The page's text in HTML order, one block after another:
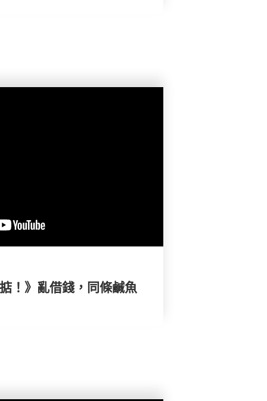
！》亂借錢，同條鹹魚